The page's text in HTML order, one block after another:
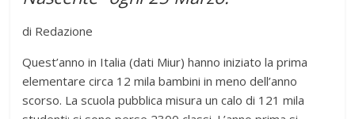
di Redazione
Quest’anno in Italia (dati Miur) hanno iniziato la prima
elementare circa 12 mila bambini in meno dell’anno
scorso. La scuola pubblica misura un calo di 121 mila